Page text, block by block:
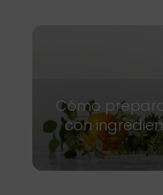
Cómo
con